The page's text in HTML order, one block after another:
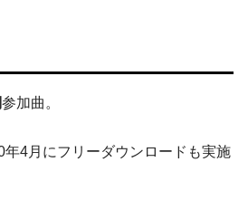
参加曲。
4月にフリーダウンロードも実施